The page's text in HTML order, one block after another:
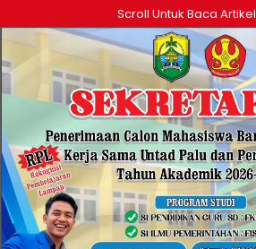
ke
konten
Scroll Untuk Baca Artikel